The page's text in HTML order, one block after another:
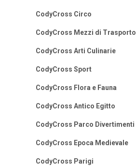
CodyCross Circo
CodyCross Mezzi di Trasporto
CodyCross Arti Culinarie
CodyCross Sport
CodyCross Flora e Fauna
CodyCross Antico Egitto
CodyCross Parco Divertimenti
CodyCross Epoca Medievale
CodyCross Parigi